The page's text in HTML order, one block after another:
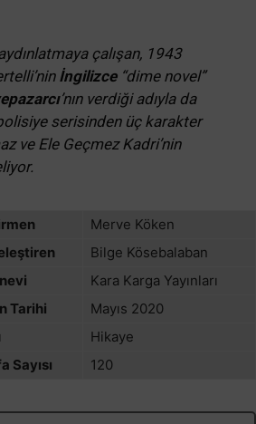
çalışan, 1943
İngilizce“dime novel”
’nın verdiği adıyla da
serisinden üç karakter
ve Ele Geçmez Kadri’nin
Merve Köken
Bilge Kösebalaban
Kara Karga Yayınları
Tarihi
Mayıs 2020
Hikaye
Sayısı
120